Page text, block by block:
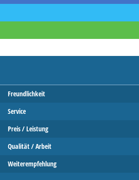
Freundlichkeit
Service
Preis / Leistung
Qualität / Arbeit
Weiterempfehlung